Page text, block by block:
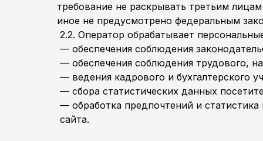
требование не раскрывать третьим
иное не предусмотрено федеральным
2.2. Оператор обрабатывает
— обеспечения соблюдения
— обеспечения соблюдения трудового,
— ведения кадрового и бухгалтерского
— сбора статистических данных
— обработка предпочтений и
сайта.